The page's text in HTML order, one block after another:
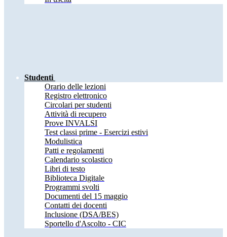
Studenti
Orario delle lezioni
Registro elettronico
Circolari per studenti
Attività di recupero
Prove INVALSI
Test classi prime - Esercizi estivi
Modulistica
Patti e regolamenti
Calendario scolastico
Libri di testo
Biblioteca Digitale
Programmi svolti
Documenti del 15 maggio
Contatti dei docenti
Inclusione (DSA/BES)
Sportello d'Ascolto - CIC